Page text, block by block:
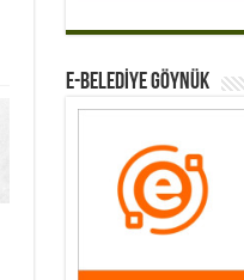
E-BELEDİYE GÖYNÜK